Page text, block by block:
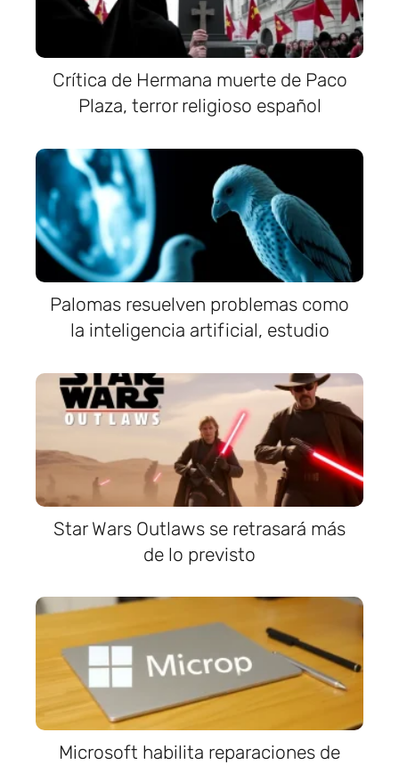
Crítica de Hermana muerte de Paco
Plaza, terror religioso español
Palomas resuelven problemas como
la inteligencia artificial, estudio
Star Wars Outlaws se retrasará más
de lo previsto
Microsoft habilita reparaciones de